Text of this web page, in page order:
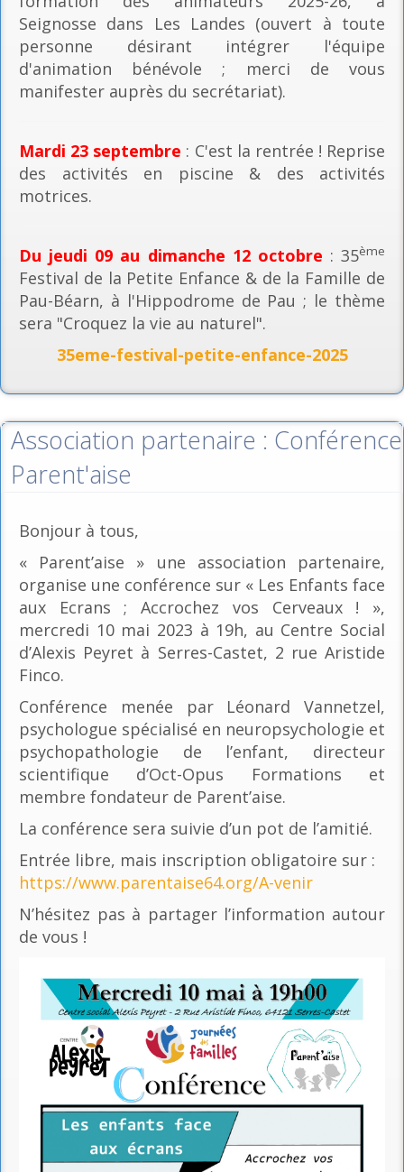
Seignosse dans Les Landes (ouvert à toute
personne désirant intégrer l'équipe
d'animation bénévole ; merci de vous
manifester auprès du secrétariat).
Mardi 23 septembre : C'est la rentrée ! Reprise
des activités en piscine & des activités
motrices.
Du jeudi 09 au dimanche 12 octobre : 35ème
Festival de la Petite Enfance & de la Famille de
Pau-Béarn, à l'Hippodrome de Pau ; le thème
sera "Croquez la vie au naturel".
35eme-festival-petite-enfance-2025
Association partenaire : Conférence
Parent'aise
Bonjour à tous,
« Parent’aise » une association partenaire,
organise une conférence sur « Les Enfants face
aux Ecrans ; Accrochez vos Cerveaux ! »,
mercredi 10 mai 2023 à 19h, au Centre Social
d’Alexis Peyret à Serres-Castet, 2 rue Aristide
Finco.
Conférence menée par Léonard Vannetzel,
psychologue spécialisé en neuropsychologie et
psychopathologie de l’enfant, directeur
scientifique d’Oct-Opus Formations et
membre fondateur de Parent’aise.
La conférence sera suivie d’un pot de l’amitié.
Entrée libre, mais inscription obligatoire sur :
https://www.parentaise64.org/A-venir
N’hésitez pas à partager l’information autour
de vous !